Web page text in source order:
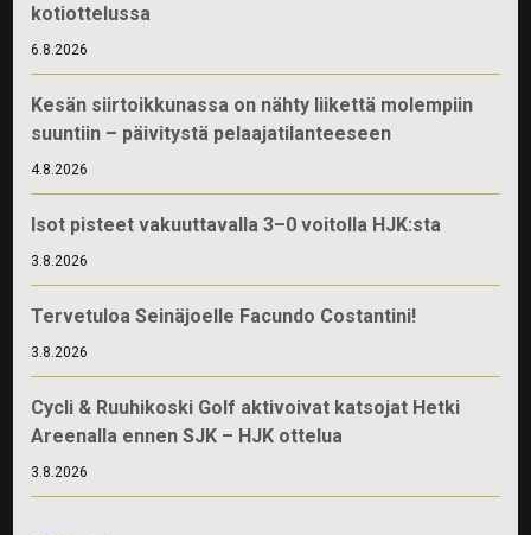
kotiottelussa
6.8.2026
Kesän siirtoikkunassa on nähty liikettä molempiin
suuntiin – päivitystä pelaajatilanteeseen
4.8.2026
Isot pisteet vakuuttavalla 3–0 voitolla HJK:sta
3.8.2026
Tervetuloa Seinäjoelle Facundo Costantini!
3.8.2026
Cycli & Ruuhikoski Golf aktivoivat katsojat Hetki
Areenalla ennen SJK – HJK ottelua
3.8.2026